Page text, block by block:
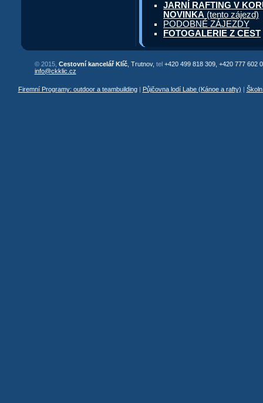
JARNÍ RAFTING V
NOVINKA (tento zájezd)
PODOBNÉ ZÁJEZDY
FOTOGALERIE Z CEST
© 2015, Cestovní kancelář Klíč, Trutnov, tel +420 499 818 309, +420 777 602
info@ckklic.cz
Firemní Programy: outdoor a teambuilding| Půjčovna lodí Labe (Kánoe a rafty)